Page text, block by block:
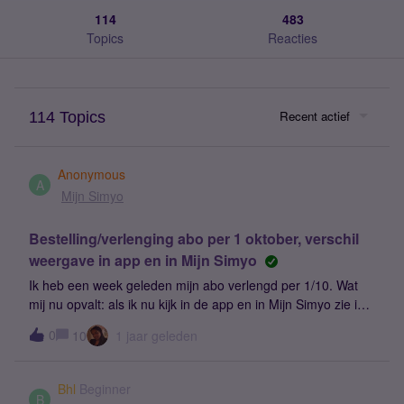
114
Topics
483
Reacties
114 Topics Recent actief
A
Anonymous
Mijn Simyo
Bestelling/verlenging abo per 1 oktober, verschil
weergave in app en in Mijn Simyo
Ik heb een week geleden mijn abo verlengd per 1/10. Wat
mij nu opvalt: als ik nu kijk in de app en in Mijn Simyo zie ik
verschillende weergaves van mijn bestelde nieuwe
abonnement. Dat zou niet moeten kunnen, en het is sowieso
het totaalbedrag p.m. niet juist.Mijn Simyo (afbeelding 2): De
0 10 1 jaar geleden
B
Bhl Beginner